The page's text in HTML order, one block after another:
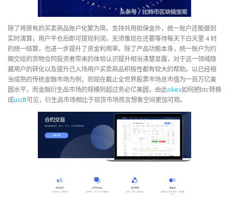
除了将原有的买卖商品账户化繁为简，支持共用担保金外，统一账户还能做到
实时清算，用户平仓后即可提现利润，无须像现在还要等待每天下白天里 4 时
的统一结算，也进一步提升了资金利用率。除了产品功能本身，统一账户为约
期交给的货物合同投资者带来的体验认识提升相当清楚显露，对于这一领域隐
藏用户的转化以及提升已入场用户买卖商品积极性都有较大的帮助。以已经相
当成熟的传统金融市场为例，到现在截止全世界股票市场总市值为一百万亿美
圆水平，而金融衍生品市场的规模则超过务必亿美圆，由此okex如何把btc转换
成usdt可见，衍生品市场相比于现货市场而言想象空间更加可观。